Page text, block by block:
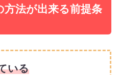
法が出来る前提条
いる